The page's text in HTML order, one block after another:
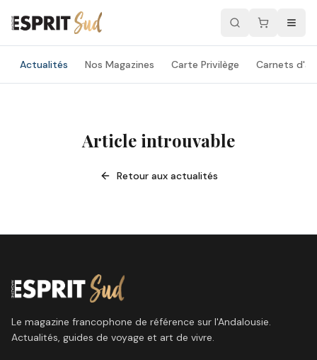
Actualités Nos Magazines Carte Privilège Carnets
Article introuvable
Retour aux actualités
Le magazine francophone de référence sur l'Andalousie.
Actualités, guides de voyage et art de vivre.